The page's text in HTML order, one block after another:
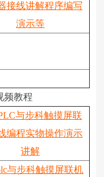
接线讲解程序编写
演示等
频教程
与步科触摸屏联
编程实物操作演示
讲解
与步科触摸屏联机